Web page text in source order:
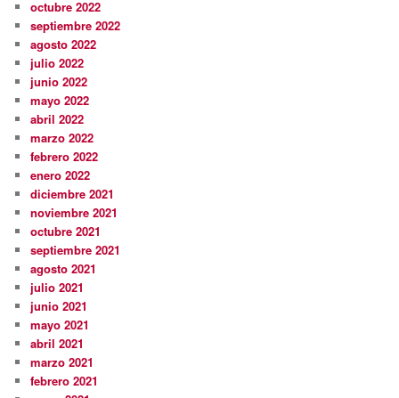
octubre 2022
septiembre 2022
agosto 2022
julio 2022
junio 2022
mayo 2022
abril 2022
marzo 2022
febrero 2022
enero 2022
diciembre 2021
noviembre 2021
octubre 2021
septiembre 2021
agosto 2021
julio 2021
junio 2021
mayo 2021
abril 2021
marzo 2021
febrero 2021